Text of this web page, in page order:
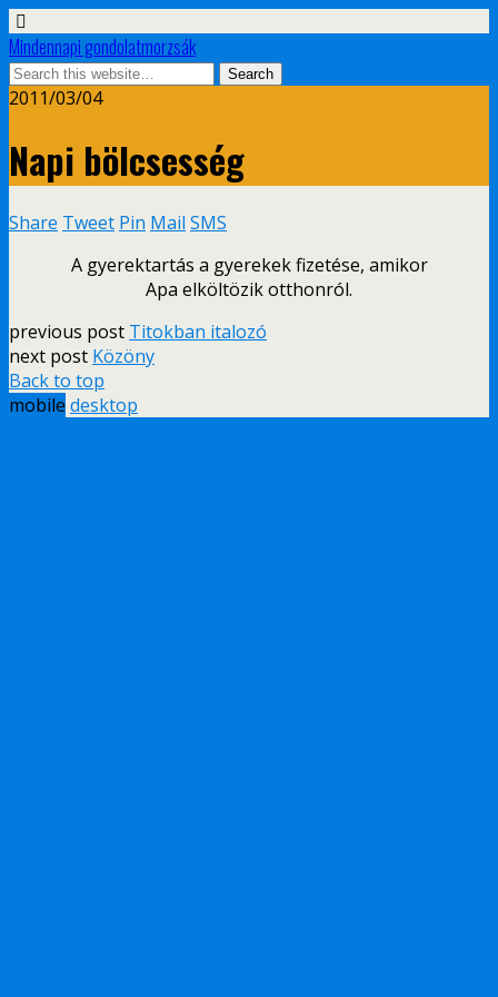
Mindennapi gondolatmorzsák
2011/03/04
Napi bölcsesség
Share Tweet Pin Mail SMS
A gyerektartás a gyerekek fizetése, amikor
Apa elköltözik otthonról.
previous post Titokban italozó
next post Közöny
Back to top
mobile desktop